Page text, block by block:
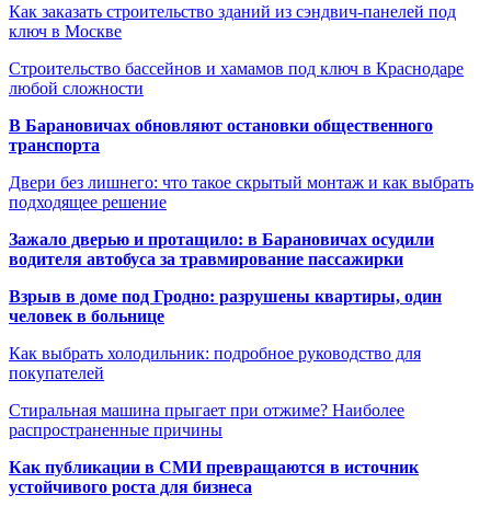
Как заказать строительство зданий из сэндвич-панелей под
ключ в Москве
Строительство бассейнов и хамамов под ключ в Краснодаре
любой сложности
В Барановичах обновляют остановки общественного
транспорта
Двери без лишнего: что такое скрытый монтаж и как выбрать
подходящее решение
Зажало дверью и протащило: в Барановичах осудили
водителя автобуса за травмирование пассажирки
Взрыв в доме под Гродно: разрушены квартиры, один
человек в больнице
Как выбрать холодильник: подробное руководство для
покупателей
Стиральная машина прыгает при отжиме? Наиболее
распространенные причины
Как публикации в СМИ превращаются в источник
устойчивого роста для бизнеса